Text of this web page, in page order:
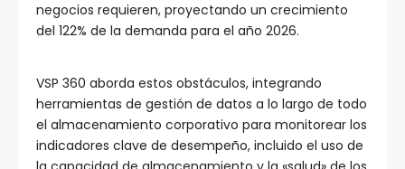
negocios requieren, proyectando un crecimiento
del 122% de la demanda para el año 2026.
VSP 360 aborda estos obstáculos, integrando
herramientas de gestión de datos a lo largo de todo
el almacenamiento corporativo para monitorear los
indicadores clave de desempeño, incluido el uso de